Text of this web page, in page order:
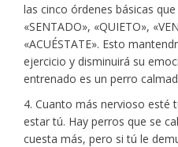
las cinco órdenes básicas
«SENTADO», «QUIETO»,
«ACUÉSTATE». Esto
ejercicio y disminuirá su
entrenado es un perro
4. Cuanto más nervioso esté
estar tú. Hay perros que se
cuesta más, pero si tú le